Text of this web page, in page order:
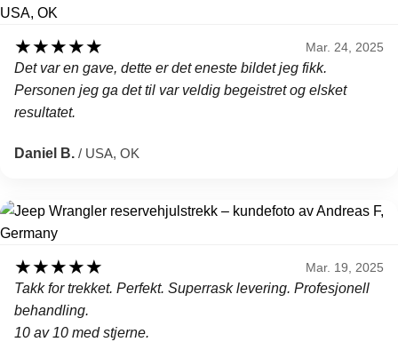
★★★★★ Mar. 24, 2025
Det var en gave, dette er det eneste bildet jeg fikk.
Personen jeg ga det til var veldig begeistret og elsket
resultatet.
Daniel B. / USA, OK
★★★★★ Mar. 19, 2025
Takk for trekket. Perfekt. Superrask levering. Profesjonell
behandling.
10 av 10 med stjerne.